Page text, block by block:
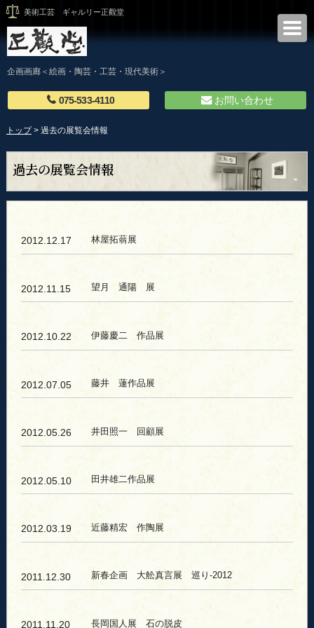
美術工芸 ギャルリー正觀堂
企画画廊＜絵画・陶芸・工芸・現代美術＞
075-533-4110 お問い合わせ
トップ> 過去の展覧会情報
過去の展覧会情報
2012.12.17 林屋拓蓊展
2012.11.15 望月 通陽 展
2012.10.22 伊藤慶二 作品展
2012.07.05 藤井 蓮作品展
2012.05.26 井田照一 回顧展
2012.05.10 田井雄二作品展
2012.03.19 近藤精宏 作陶展
2011.12.30 新春企画 大舩真言展 巡り-2012
2011.11.20 長岡国人展 石の脱皮